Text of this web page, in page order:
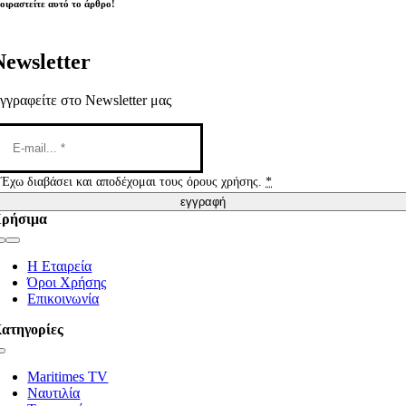
αυτό το άρθρο!
στο Newsletter μας
Έχω διαβάσει και αποδέχομαι τους όρους χρήσης.*
εγγραφή
Η Εταιρεία
Όροι Χρήσης
Επικοινωνία
Maritimes TV
Ναυτιλία